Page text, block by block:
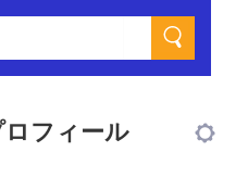
フィール